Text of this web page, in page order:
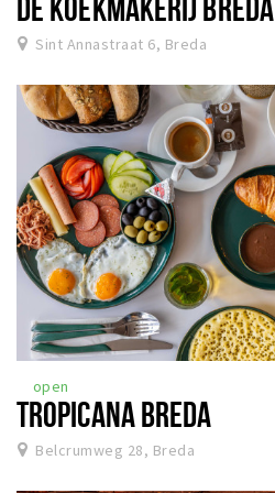
DE KOEKMAKERIJ BREDA
Sint Annastraat 6, Breda
open
TROPICANA BREDA
Belcrumweg 28, Breda